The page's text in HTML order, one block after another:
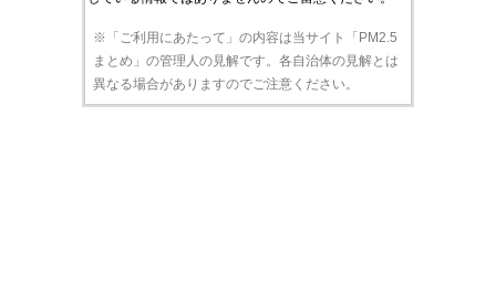
※「ご利用にあたって」の内容は当サイト「PM2.5
まとめ」の管理人の見解です。各自治体の見解とは
異なる場合がありますのでご注意ください。